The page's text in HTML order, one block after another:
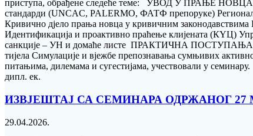
приступа, обрађене следеће теме: УВОД У ПРАЊЕ
стандарди (UNCAC, PALERMO, ФАТФ препоруке)
Кривично дјело прања новца у кривичним
Идентификација и проактивно праћење клијената (КYЦ)
санкције – УН и домаће листе ПРАКТИЧНА ПОСТУПАЊА
тијела Симулације и вјежбе препознавања сумњивих
питањима, дилемама и сугестијама, учествовали у
дипл. ек.
ИЗВЈЕШТАЈ СА СЕМИНАРА ОДРЖАНОГ 27
29.04.2026.